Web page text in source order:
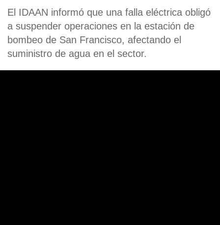
El IDAAN informó que una falla eléctrica obligó
a suspender operaciones en la estación de
bombeo de San Francisco, afectando el
suministro de agua en el sector.